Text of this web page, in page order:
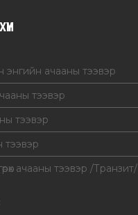
энгийн ачааны тээвэр
тээвэр
тээвэр
тээвэр
ачааны тээвэр /Транзит/